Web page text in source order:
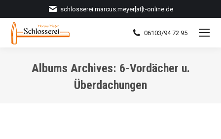
schlosserei.marcus.meyer[at]t-online.de
06103/94 72 95
Albums Archives: 6-Vordächer u.
Überdachungen